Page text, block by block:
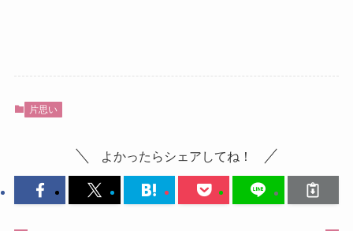
片思い
よかったらシェアしてね！